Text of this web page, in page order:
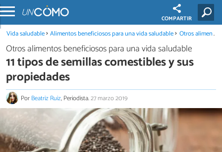
COMPARTIR
Vida saludable Alimentos beneficiosos para una vida saludable Otros alimentos beneficiosos para una vida saludable
Otros alimentos beneficiosos para una vida saludable
11 tipos de semillas comestibles y sus
propiedades
PorBeatriz Ruiz, Periodista.27 marzo 2019